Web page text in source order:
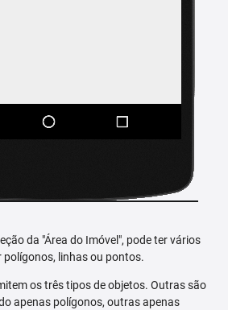
da "Área do Imóvel", pode ter vários
polígonos, linhas ou pontos.
os três tipos de objetos. Outras são
apenas polígonos, outras apenas